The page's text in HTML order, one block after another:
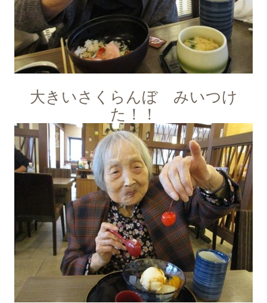
大きいさくらんぼ みいつけ
た！！